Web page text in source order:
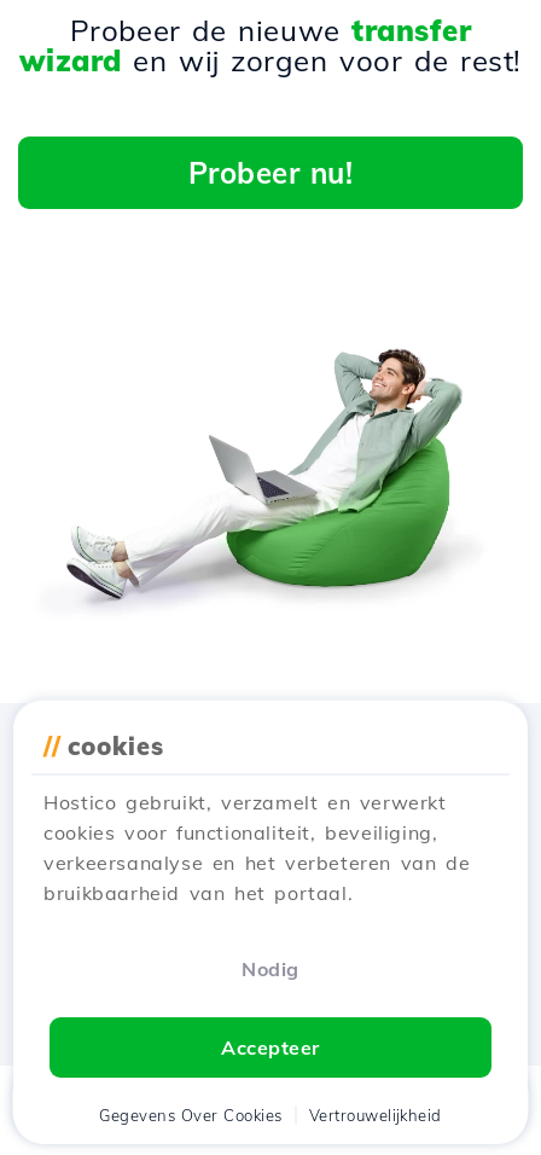
Probeer de nieuwetransfer
wizard en wij zorgen voor de rest!
Probeer nu!
// cookies
Hostico gebruikt, verzamelt en verwerkt
cookies voor functionaliteit, beveiliging,
verkeersanalyse en het verbeteren van de
bruikbaarheid van het portaal.
Nodig
Accepteer
Gegevens Over Cookies Vertrouwelijkheid
Cliënt
Winkelwagen
Chat
Download de app